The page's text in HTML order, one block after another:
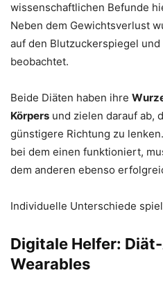
wissenschaftlichen Befunde
Neben dem Gewichtsverlust
auf den Blutzuckerspiegel
beobachtet.
Beide Diäten haben ihre
Körpers und zielen darauf ab,
günstigere Richtung zu
bei dem einen funktioniert,
dem anderen ebenso
Individuelle Unterschiede
Digitale Helfer:
Wearables